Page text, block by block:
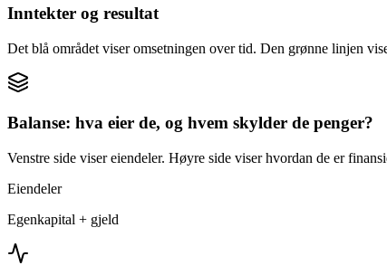
Inntekter og resultat
Det blå området viser omsetningen over tid. Den grønne linjen
Balanse: hva eier de, og hvem skylder de penger?
Venstre side viser eiendeler. Høyre side viser hvordan de er
Eiendeler
Egenkapital + gjeld